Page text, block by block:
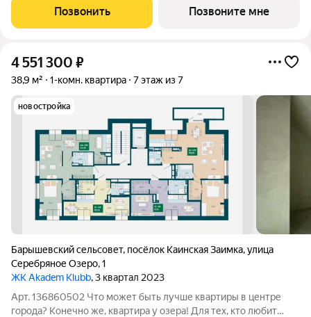
Каинка в окружении живописных лесных просторов. Видовые
квартиры на озеро и лес.
Позвонить Позвоните мне
4 551 300 ₽
38,9 м² 1-комн. квартира 7 этаж из 7
новостройка
Барышевский сельсовет, посёлок Каинская Заимка,улица
Серебряное Озеро,1
ЖК Akadem Klubb, 3 квартал 2023
Арт. 136860502 Что может быть лучше квартиры в центре
города? Конечно же, квартира у озера! Для тех, кто любит